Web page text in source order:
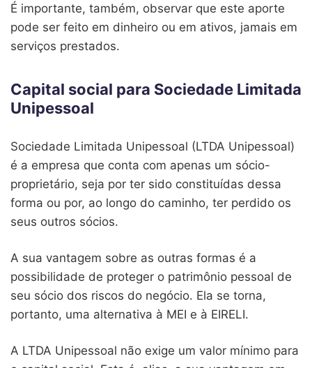
É importante, também, observar que este aporte
pode ser feito em dinheiro ou em ativos, jamais em
serviços prestados.
Capital social para Sociedade Limitada
Unipessoal
Sociedade Limitada Unipessoal (LTDA Unipessoal)
é a empresa que conta com apenas um sócio-
proprietário, seja por ter sido constituídas dessa
forma ou por, ao longo do caminho, ter perdido os
seus outros sócios.
A sua vantagem sobre as outras formas é a
possibilidade de proteger o patrimônio pessoal de
seu sócio dos riscos do negócio. Ela se torna,
portanto, uma alternativa à MEI e à EIRELI.
A LTDA Unipessoal não exige um valor mínimo para